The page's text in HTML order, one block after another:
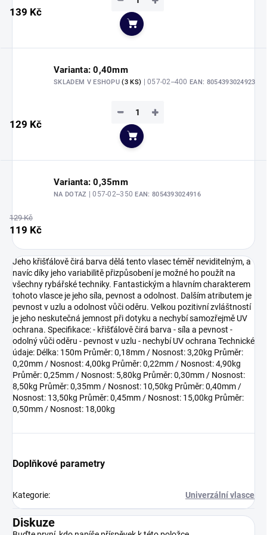
139 Kč
Do košíku
Varianta: 0,40mm
SKLADEM V ESHOPU(3 KS) | 057-02--400 EAN: 8054393024923
129 Kč
+
−
Do košíku
Varianta: 0,35mm
NA DOTAZ | 057-02--350EAN: 8054393024916
129 Kč
119 Kč
Jeho křišťálově čirá barva dělá tento vlasec téměř neviditelným, a
navíc díky jeho variabilitě přizpůsobení je možné ho použít na
všechny rybářské techniky. Fantastickým a hlavním charakterem
tohoto vlasce je jeho síla, pevnost a odolnost. Dalším atributem je
pevnost v uzlu a odolnost vůči oděru. Velkou pozitivní zvláštností
je jeho neskutečná jemnost při dotyku a nechybí samozřejmě UV
ochrana. Specifikace: - křišťálově čirá barva - síla a pevnost -
odolný vůči oděru - pevnost v uzlu - nechybí UV ochrana Technické
údaje: Délka: 150m Průměr: 0,18mm / Nosnost: 3,20kg Průměr:
0,20mm / Nosnost: 4,00kg Průměr: 0,22mm / Nosnost: 4,90kg
Průměr: 0,25mm / Nosnost: 5,80kg Průměr: 0,30mm / Nosnost:
8,50kg Průměr: 0,35mm / Nosnost: 10,50kg Průměr: 0,40mm /
Nosnost: 13,50kg Průměr: 0,45mm / Nosnost: 15,00kg Průměr:
0,50mm / Nosnost: 18,00kg
Doplňkové parametry
Kategorie: Univerzální vlasce
Diskuze